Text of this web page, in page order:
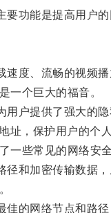
功能是提高用户的
、流畅的视频播
个巨大的福音。
户提供了强大的隐
，保护用户的个人
些常见的网络安全
加密传输数据，
网络节点和路径